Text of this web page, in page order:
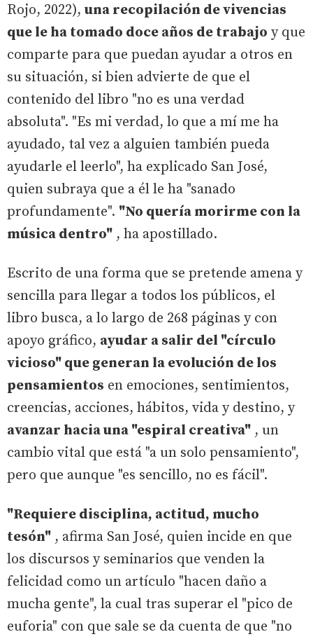
Rojo, 2022), una recopilación de vivencias
que le ha tomado doce años de trabajo y que
comparte para que puedan ayudar a otros en
su situación, si bien advierte de que el
contenido del libro "no es una verdad
absoluta". "Es mi verdad, lo que a mí me ha
ayudado, tal vez a alguien también pueda
ayudarle el leerlo", ha explicado San José,
quien subraya que a él le ha "sanado
profundamente". "No quería morirme con la
música dentro" , ha apostillado.
Escrito de una forma que se pretende amena y
sencilla para llegar a todos los públicos, el
libro busca, a lo largo de 268 páginas y con
apoyo gráfico, ayudar a salir del "círculo
vicioso" que generan la evolución de los
pensamientos en emociones, sentimientos,
creencias, acciones, hábitos, vida y destino, y
avanzar hacia una "espiral creativa" , un
cambio vital que está "a un solo pensamiento",
pero que aunque "es sencillo, no es fácil".
"Requiere disciplina, actitud, mucho
tesón" , afirma San José, quien incide en que
los discursos y seminarios que venden la
felicidad como un artículo "hacen daño a
mucha gente", la cual tras superar el "pico de
euforia" con que sale se da cuenta de que "no